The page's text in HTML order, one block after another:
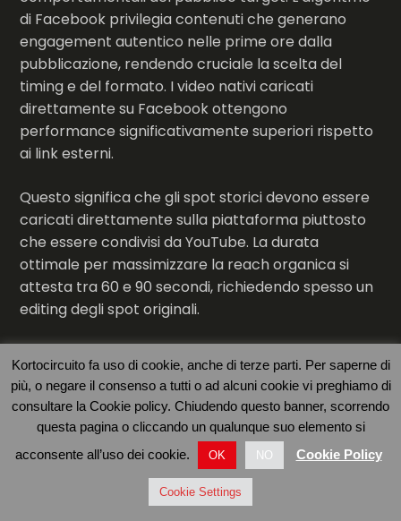
di Facebook privilegia contenuti che generano
engagement autentico nelle prime ore dalla
pubblicazione, rendendo cruciale la scelta del
timing e del formato. I video nativi caricati
direttamente su Facebook ottengono
performance significativamente superiori rispetto
ai link esterni.
Questo significa che gli spot storici devono essere
caricati direttamente sulla piattaforma piuttosto
che essere condivisi da YouTube. La durata
ottimale per massimizzare la reach organica si
attesta tra 60 e 90 secondi, richiedendo spesso un
editing degli spot originali.
cruciale nell’engagement. Post che includono
domande dirette all’audience come “Ricordate
questo spot? Che emozioni vi suscita?” o curiosità
storiche come “Sapevate che questo spot è stato
girato a Milano nel 1982?” generano più commenti
Kortocircuito fa uso di cookie, anche di terze parti. Per saperne di
più, o negare il consenso a tutti o ad alcuni cookie vi preghiamo di
consultare la Cookie policy. Chiudendo questo banner, scorrendo
questa pagina o cliccando un qualunque suo elemento si
acconsente all’uso dei cookie.
OK NO Cookie Policy
Cookie Settings